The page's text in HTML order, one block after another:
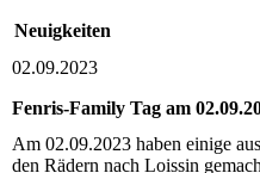
Neuigkeiten
02.09.2023
Fenris-Family Tag am
Am 02.09.2023 haben einige
den Rädern nach Loissin